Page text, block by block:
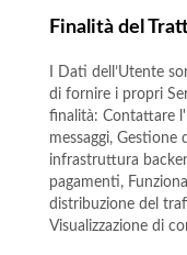
Finalità del
I Dati dell’Utente
di fornire i propri
finalità: Contattare
messaggi, Gestione
infrastruttura
pagamenti,
distribuzione del
Visualizzazione di